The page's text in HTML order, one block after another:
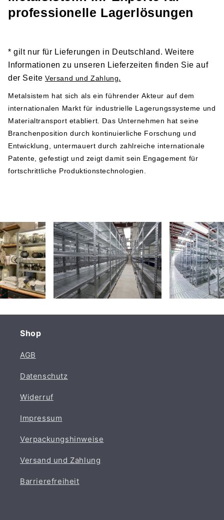
Links zu den entsprechenden Dokumenten und sollten
vor der Installation und Nutzung der Produkte gründlich
Sicherheitshinweis 1
Metalsistem
Viale dell’Industria 2
38068 Rovereto
Italy
Telefonnummer: +39 0464 303030
professionelle Lagerlösungen
* gilt nur für Lieferungen in Deutschland. Weitere
Informationen zu unseren Lieferzeiten finden Sie auf
der Seite Versand und Zahlung.
Metalsistem hat sich als ein führender Akteur auf dem
internationalen Markt für industrielle Lagerungssysteme und
Materialtransport etabliert. Das Unternehmen hat seine
Branchenposition durch kontinuierliche Forschung und
Entwicklung, untermauert durch zahlreiche internationale
Patente, gefestigt und zeigt damit sein Engagement für
fortschrittliche Produktionstechnologien.
Shop
AGB
Datenschutz
Widerruf
Impressum
Verpackungshinweise
Versand und Zahlung
Barrierefreiheit